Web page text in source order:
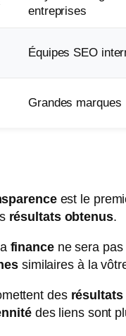
entreprises
Équipes SEO
Grandes marques
est le
résultats obtenus.
financene sera pas
similaires à la
des
des liens sont